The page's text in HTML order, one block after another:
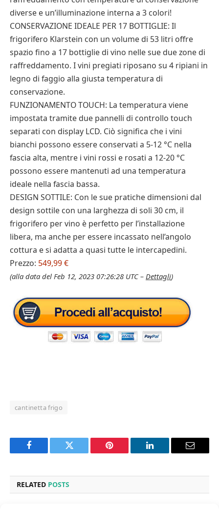
diverse e un’illuminazione interna a 3 colori!
CONSERVAZIONE IDEALE PER 17 BOTTIGLIE: Il
frigorifero Klarstein con un volume di 53 litri offre
spazio fino a 17 bottiglie di vino nelle sue due zone di
raffreddamento. I vini pregiati riposano su 4 ripiani in
legno di faggio alla giusta temperatura di
conservazione.
FUNZIONAMENTO TOUCH: La temperatura viene
impostata tramite due pannelli di controllo touch
separati con display LCD. Ciò significa che i vini
bianchi possono essere conservati a 5-12 °C nella
fascia alta, mentre i vini rossi e rosati a 12-20 °C
possono essere mantenuti ad una temperatura
ideale nella fascia bassa.
DESIGN SOTTILE: Con le sue pratiche dimensioni dal
design sottile con una larghezza di soli 30 cm, il
frigorifero per vino è perfetto per l’installazione
libera, ma anche per essere incassato nell’angolo
cottura e si adatta a quasi tutte le intercapedini.
Prezzo: 549,99 €
(alla data del Feb 12, 2023 07:26:28 UTC – Dettagli)
cantinetta frigo
Facebook Twitter Pinterest LinkedIn Email
RELATED POSTS